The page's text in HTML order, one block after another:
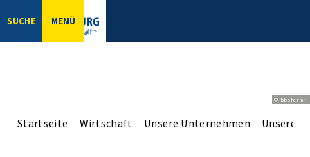
SUCHE MENÜ
© bbsferrari
Startseite Wirtschaft Unsere Unternehmen Unsere